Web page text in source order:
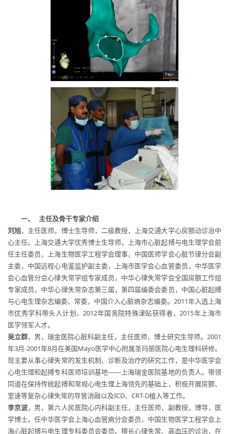
一、 主任及骨干专家介绍
刘旭，主任医师，博士生导师，二级教授，上海交通大学心房颤动诊治中
心主任。上海交通大学优秀博士生导师，上海市心脏起搏与电生理学会前
任主任委员，上海生物医学工程学会理事，中国医师学会心脏节律分会副
主委，中国远程心电鉴监护副主委，上海市医学会心血管委员，中华医学
会心血管分会心律失常学组专家成员，中华心律失常学会全国房颤工作组
专家成员，中华心律失常杂志第三届，第四届编委会委员，中国心脏起搏
与心电生理杂志编委、常委，中国介入心脏病杂志编委。2011年入选上海
市优秀学科带头人计划，2012年国务院特殊津贴获得者，2015年上海市
医学领军人才。
吴立群，男，瑞金医院心脏科副主任，主任医师，博士研究生导师。2001
年3月-2001年8月在美国Mayo医学中心附属圣玛丽医院心电生理科研修。
现主要从事心律失常的发生机制、诊断及治疗的研究工作，是中华医学会
心电生理和起搏专科医师培训基地——上海瑞金医院基地的负责人。带领
同道在保持传统起搏和常规心电生理上海领先的基础上，积极开展房颤、
室速等复杂心律失常的导管消融以及ICD、CRT-D植入等工作。
李京波，男，第六人民医院心内科副主任，主任医师，副教授，博导，医
学博士。任中华医学会上海心血管病分会委员，中国生物医学工程学会上
海心脏起搏与电生理专科委员会委员。擅长心律失常、高血压的诊治，在